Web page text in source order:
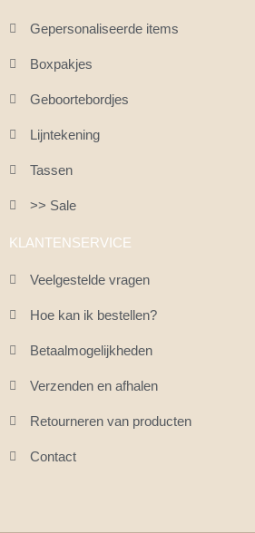
Gepersonaliseerde items
Boxpakjes
Geboortebordjes
Lijntekening
Tassen
>> Sale
KLANTENSERVICE
Veelgestelde vragen
Hoe kan ik bestellen?
Betaalmogelijkheden
Verzenden en afhalen
Retourneren van producten
Contact